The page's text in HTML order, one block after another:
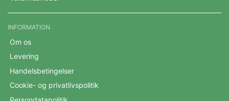
INFORMATION
Om os
Levering
Handelsbetingelser
Cookie- og privatlivspolitik